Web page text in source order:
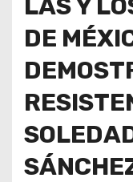
LAS Y
DE